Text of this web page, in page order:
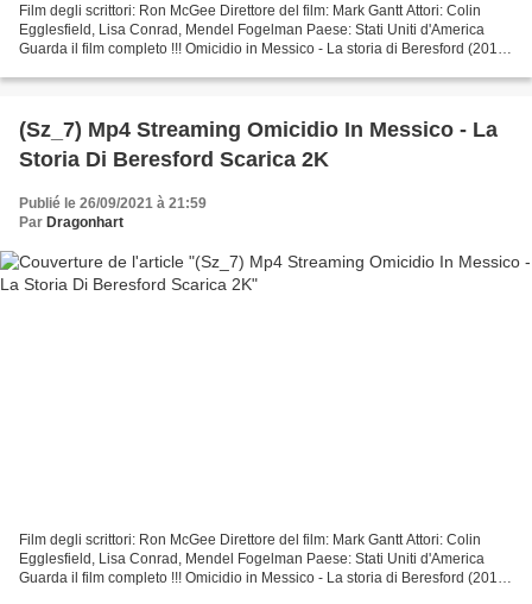
Film degli scrittori: Ron McGee Direttore del film: Mark Gantt Attori: Colin
Egglesfield, Lisa Conrad, Mendel Fogelman Paese: Stati Uniti d'America
Guarda il film completo !!! Omicidio in Messico - La storia di Beresford (2015)
(Sz_7) Mp4 Streaming Omicidio In Messico - La
Storia Di Beresford Scarica 2K
Publié le 26/09/2021 à 21:59
Par Dragonhart
Film degli scrittori: Ron McGee Direttore del film: Mark Gantt Attori: Colin
Egglesfield, Lisa Conrad, Mendel Fogelman Paese: Stati Uniti d'America
Guarda il film completo !!! Omicidio in Messico - La storia di Beresford (2015)